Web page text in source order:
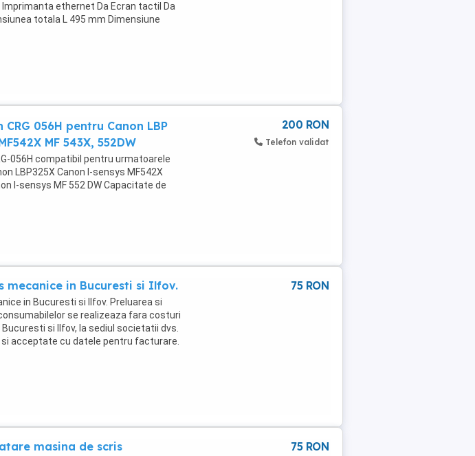
Imprimanta ethernet Da Ecran tactil Da
totala L 495 mm Dimensiune
h 551 ...
056H pentru Canon LBP
MF 543X, 552DW
056H compatibil pentru urmatoarele
LBP325X Canon I-sensys MF542X
I-sensys MF 552 DW Capacitate de
200 RON
Telefon validat
mecanice in Bucuresti si Ilfov.
in Bucuresti si Ilfov. Preluarea si
se realizeaza fara costuri
si Ilfov, la sediul societatii dvs.
acceptate cu datele pentru facturare.
75 RON
masina de scris 75 RON